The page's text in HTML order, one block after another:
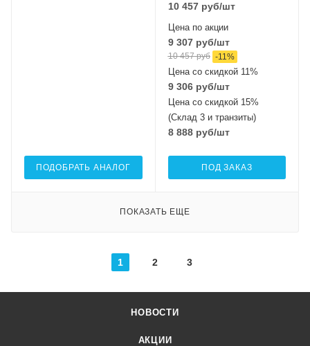
ПОДОБРАТЬ АНАЛОГ
10 457руб/шт
Цена по акции
9 307руб/шт
10 457руб -11%
Цена со скидкой 11%
9 306руб/шт
Цена со скидкой 15%
(Склад 3 и транзиты)
8 888руб/шт
ПОД ЗАКАЗ
ПОКАЗАТЬ ЕЩЕ
1 2 3
НОВОСТИ
АКЦИИ